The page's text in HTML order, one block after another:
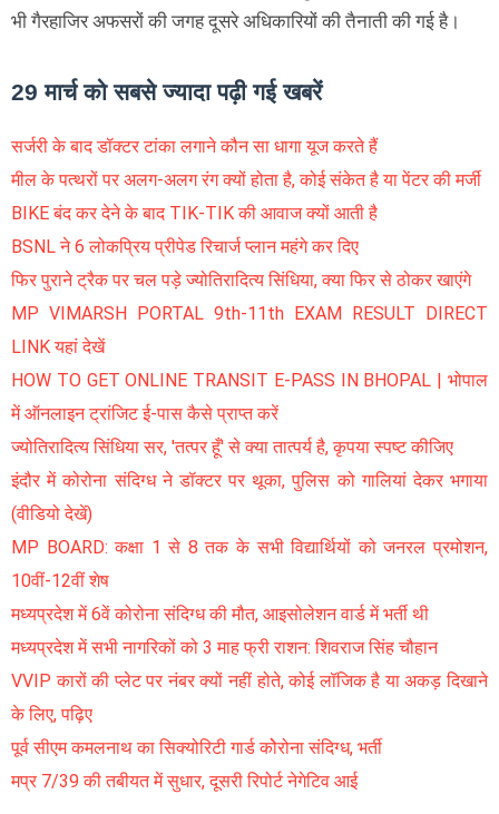
भी गैरहाजिर अफसरों की जगह दूसरे अधिकारियों की तैनाती की गई है।
29 मार्च को सबसे ज्यादा पढ़ी गई खबरें
सर्जरी के बाद डॉक्टर टांका लगाने कौन सा धागा यूज करते हैं
मील के पत्थरों पर अलग-अलग रंग क्यों होता है, कोई संकेत है या पेंटर की मर्जी
BIKE बंद कर देने के बाद TIK-TIK की आवाज क्यों आती है
BSNL ने 6 लोकप्रिय प्रीपेड रिचार्ज प्लान महंगे कर दिए
फिर पुराने ट्रैक पर चल पड़े ज्योतिरादित्य सिंधिया, क्या फिर से ठोकर खाएंगे
MP VIMARSH PORTAL 9th-11th EXAM RESULT DIRECT
LINK यहां देखें
HOW TO GET ONLINE TRANSIT E-PASS IN BHOPAL | भोपाल
में ऑनलाइन ट्रांजिट ई-पास कैसे प्राप्त करें
ज्योतिरादित्य सिंधिया सर, 'तत्पर हूँ' से क्या तात्पर्य है, कृपया स्पष्ट कीजिए
इंदौर में कोरोना संदिग्ध ने डॉक्टर पर थूका, पुलिस को गालियां देकर भगाया
(वीडियो देखें)
MP BOARD: कक्षा 1 से 8 तक के सभी विद्यार्थियों को जनरल प्रमोशन,
10वीं-12वीं शेष
मध्यप्रदेश में 6वें कोरोना संदिग्ध की मौत, आइसोलेशन वार्ड में भर्ती थी
मध्यप्रदेश में सभी नागरिकों को 3 माह फ्री राशन: शिवराज सिंह चौहान
VVIP कारों की प्लेट पर नंबर क्यों नहीं होते, कोई लॉजिक है या अकड़ दिखाने
के लिए, पढ़िए
पूर्व सीएम कमलनाथ का सिक्योरिटी गार्ड कोेरोना संदिग्ध, भर्ती
मप्र 7/39 की तबीयत में सुधार, दूसरी रिपोर्ट नेगेटिव आई